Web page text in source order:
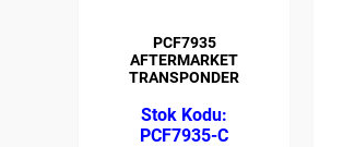
PCF7935
AFTERMARKET
TRANSPONDER
PCF7935-C